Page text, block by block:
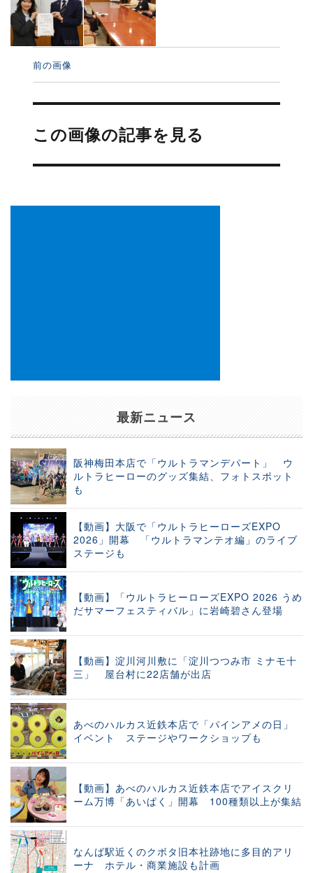
前の画像
投
ナ
ビ
ー
この画像の記事を見る
最新ニュース
阪神梅田本店で「ウルトラマンデパート」 ウ
ルトラヒーローのグッズ集結、フォトスポット
も
【動画】大阪で「ウルトラヒーローズEXPO
2026」開幕 「ウルトラマンテオ編」のライブ
ステージも
【動画】「ウルトラヒーローズEXPO 2026 うめ
だサマーフェスティバル」に岩崎碧さん登場
【動画】淀川河川敷に「淀川つつみ市 ミナモ十
三」 屋台村に22店舗が出店
あべのハルカス近鉄本店で「パインアメの日」
イベント ステージやワークショップも
【動画】あべのハルカス近鉄本店でアイスクリ
ーム万博「あいぱく」開幕 100種類以上が集結
なんば駅近くのクボタ旧本社跡地に多目的アリ
ーナ ホテル・商業施設も計画